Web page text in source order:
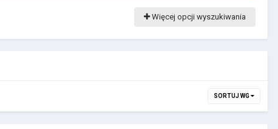
Więcej opcji wyszukiwania
SORTUJ WG